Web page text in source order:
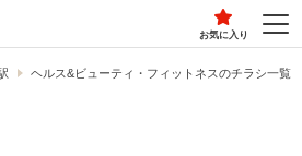
お気に入り
ヘルス&ビューティ・フィットネスのチラシ一覧